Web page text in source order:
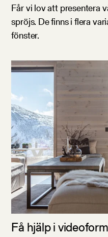
Får vi lov att presentera
spröjs. De finns i flera
fönster.
Få hjälp i